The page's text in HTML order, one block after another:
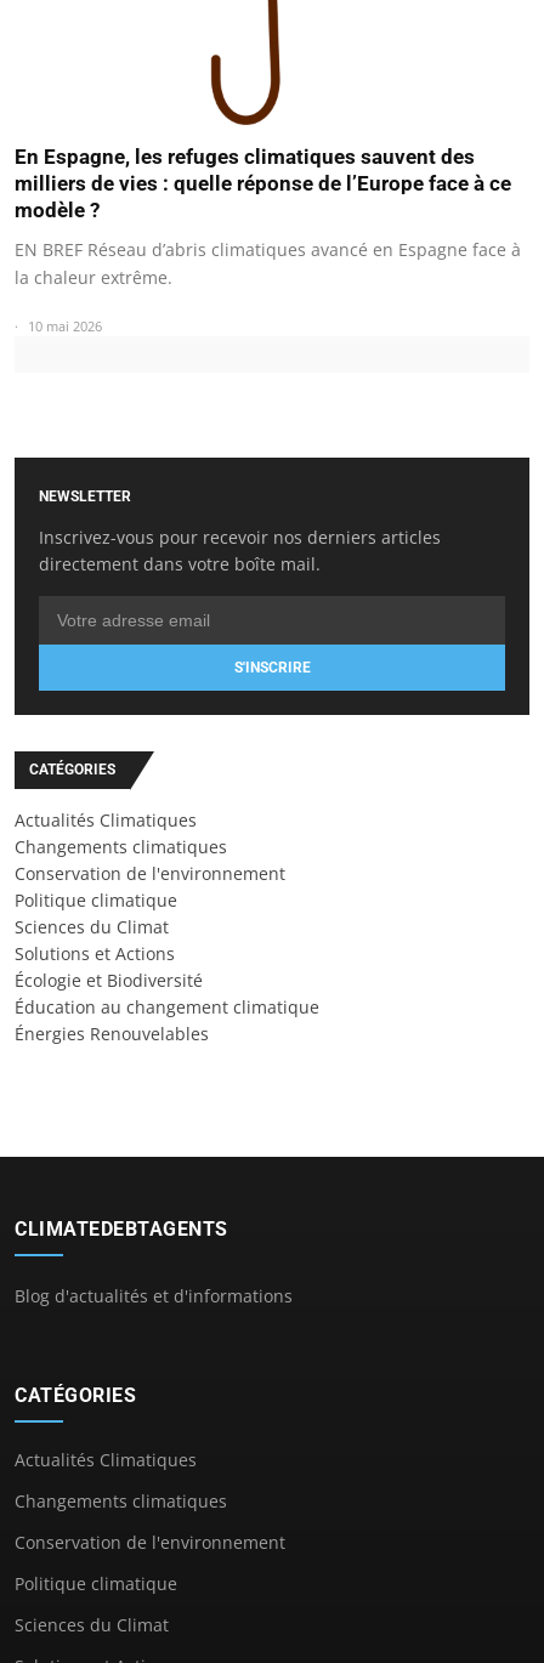
En Espagne, les refuges climatiques sauvent des
milliers de vies : quelle réponse de l’Europe face à ce
modèle ?
EN BREF Réseau d’abris climatiques avancé en Espagne face à
la chaleur extrême.
10 mai 2026
NEWSLETTER
Inscrivez-vous pour recevoir nos derniers articles
directement dans votre boîte mail.
S'INSCRIRE
CATÉGORIES
Actualités Climatiques
Changements climatiques
Conservation de l'environnement
Politique climatique
Sciences du Climat
Solutions et Actions
Écologie et Biodiversité
Éducation au changement climatique
Énergies Renouvelables
CLIMATEDEBTAGENTS
Blog d'actualités et d'informations
CATÉGORIES
Actualités Climatiques
Changements climatiques
Conservation de l'environnement
Politique climatique
Sciences du Climat